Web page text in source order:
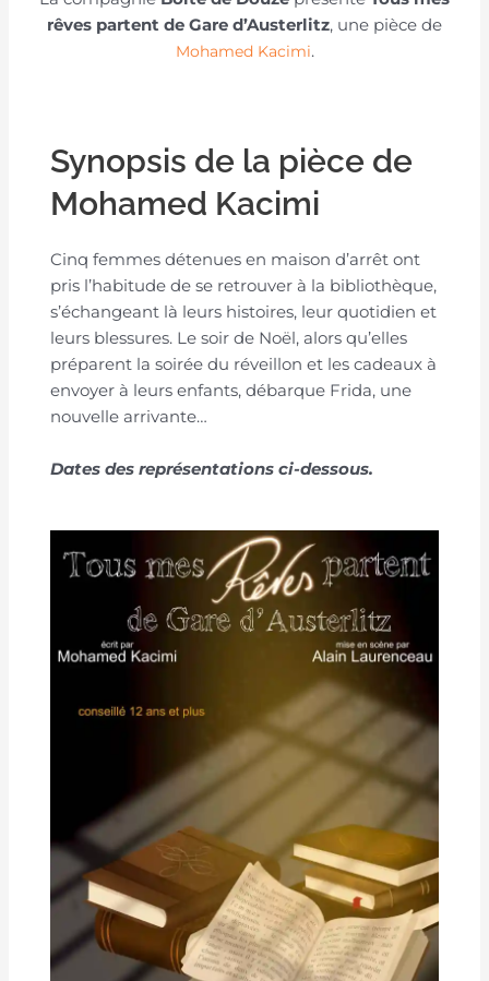
rêves partent de Gare d’Austerlitz, une pièce de
Mohamed Kacimi.
Synopsis de la pièce de
Mohamed Kacimi
Cinq femmes détenues en maison d’arrêt ont
pris l’habitude de se retrouver à la bibliothèque,
s’échangeant là leurs histoires, leur quotidien et
leurs blessures. Le soir de Noël, alors qu’elles
préparent la soirée du réveillon et les cadeaux à
envoyer à leurs enfants, débarque Frida, une
nouvelle arrivante…
Dates des représentations ci-dessous.